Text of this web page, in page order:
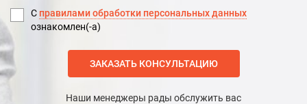
С правилами обработки персональных данных
ознакомлен(-а)
ЗАКАЗАТЬ КОНСУЛЬТАЦИЮ
Наши менеджеры рады обслужить вас